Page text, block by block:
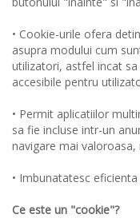
• Cookie-urile ofera
asupra modului cum
utilizatori, astfel incat
accesibile pentru
• Permit aplicatiilor
sa fie incluse intr-un
navigare mai
• Imbunatatesc
Ce este un "cookie"?